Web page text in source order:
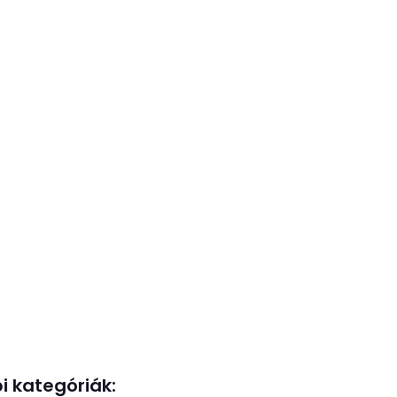
kategóriák: